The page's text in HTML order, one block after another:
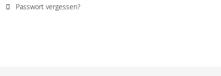
Passwort vergessen?